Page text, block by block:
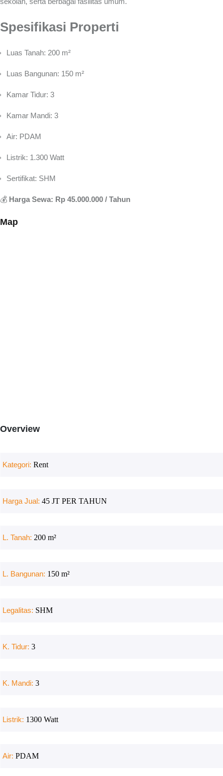
Spesifikasi Properti
Luas Tanah: 200 m²
Luas Bangunan: 150 m²
Kamar Tidur: 3
Kamar Mandi: 3
Air: PDAM
Listrik: 1.300 Watt
Sertifikat: SHM
💰 Harga Sewa: Rp 45.000.000 / Tahun
Map
Overview
Kategori: Rent
Harga Jual: 45 JT PER TAHUN
L. Tanah: 200 m²
L. Bangunan: 150 m²
Legalitas: SHM
K. Tidur: 3
K. Mandi: 3
Listrik: 1300 Watt
Air: PDAM